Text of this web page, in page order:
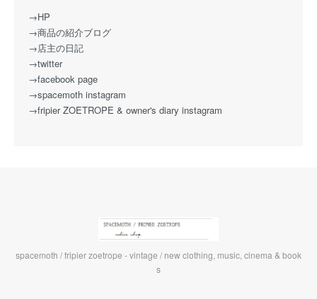
→HP
→商品の紹介ブログ
→店主の日記
→twitter
→facebook page
→spacemoth instagram
→fripier ZOETROPE & owner's diary instagram
spacemoth / fripier zoetrope - vintage / new clothing, music, cinema & book
s